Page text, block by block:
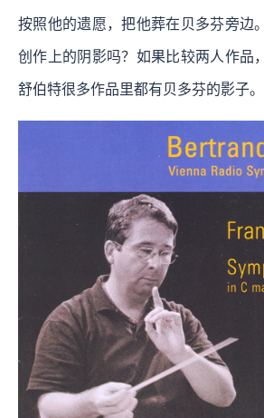
按照他的遗愿，把他葬在贝多芬旁边
创作上的阴影吗？如果比较两人作品
舒伯特很多作品里都有贝多芬的影子。